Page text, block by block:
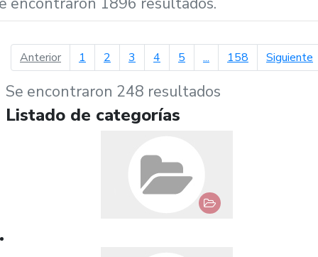
Anteriorpágina anterior
1 2 3 4 5 ... 158 Siguiente
Se encontraron 248 resultados
Listado de categorías